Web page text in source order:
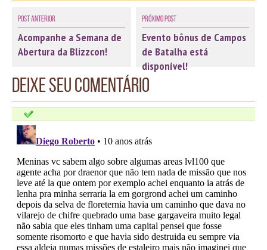
Post Anterior
Acompanhe a Semana de
Abertura da Blizzcon!
Próximo Post
Evento bônus de Campos
de Batalha está
disponível!
Deixe seu comentário